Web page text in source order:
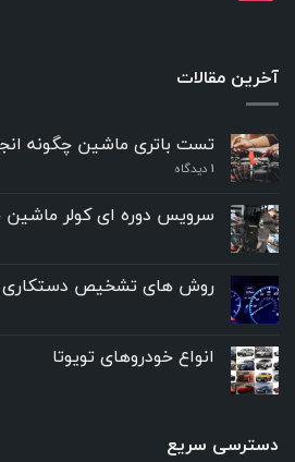
آخرین مقالات
تست باتری ماشین چگونه
۱ دیدگاه
سرویس دوره ای کولر
روش های تشخیص دستکاری
انواع خودروهای تویوتا
دسترسی سریع